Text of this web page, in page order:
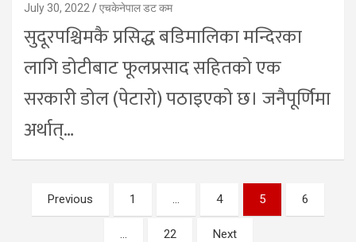
July 30, 2022 एचकेनेपाल डट कम
सुदूरपश्चिमकै प्रसिद्ध बडिमालिका मन्दिरका
लागि डोटीबाट फूलप्रसाद सहितको एक
सरकारी डोल (पेटारो) पठाइएको छ। जनैपूर्णिमा
अर्थात्…
Posts
pagination
Previous 1 … 4 5 6
… 22 Next